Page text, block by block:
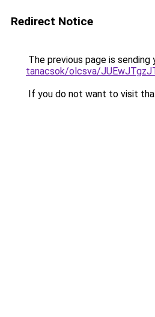
Redirect Notice
The previous page is sending
tanacsok/olcsva/
If you do not want to visit